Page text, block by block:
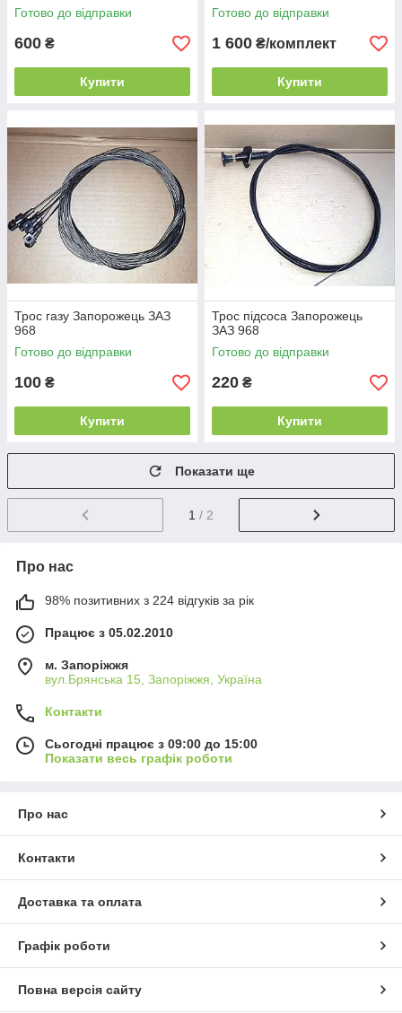
Готово до відправки
600 ₴
Купити
Готово до відправки
1 600 ₴/комплект
Купити
Трос газу Запорожець ЗАЗ
968
Готово до відправки
100 ₴
Купити
Трос підсоса Запорожець
ЗАЗ 968
Готово до відправки
220 ₴
Купити
Показати ще
1 / 2
Про нас
98% позитивних з 224 відгуків за рік
Працює з 05.02.2010
м. Запоріжжя
вул.Брянська 15, Запоріжжя, Україна
Контакти
Сьогодні працює з 09:00 до 15:00
Показати весь графік роботи
Про нас
Контакти
Доставка та оплата
Графік роботи
Повна версія сайту